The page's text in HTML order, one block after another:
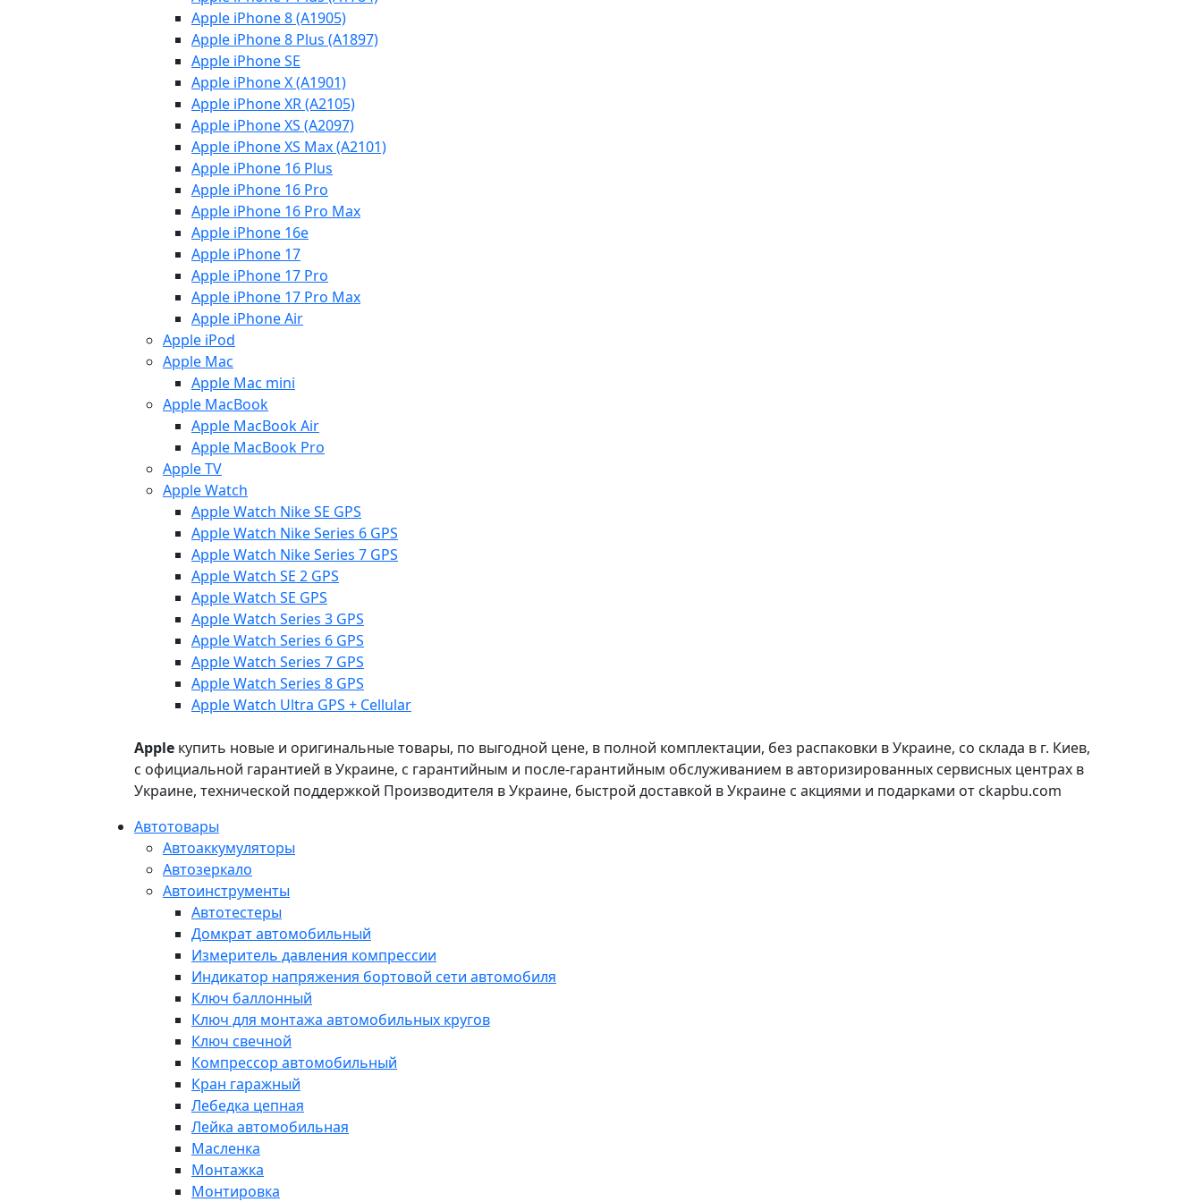
Apple iPhone 8 (A1905)
Apple iPhone 8 Plus (A1897)
Apple iPhone SE
Apple iPhone X (A1901)
Apple iPhone XR (A2105)
Apple iPhone XS (A2097)
Apple iPhone XS Max (A2101)
Apple iPhone 16 Plus
Apple iPhone 16 Pro
Apple iPhone 16 Pro Max
Apple iPhone 16e
Apple iPhone 17
Apple iPhone 17 Pro
Apple iPhone 17 Pro Max
Apple iPhone Air
Apple iPod
Apple Mac
Apple Mac mini
Apple MacBook
Apple MacBook Air
Apple MacBook Pro
Apple TV
Apple Watch
Apple Watch Nike SE GPS
Apple Watch Nike Series 6 GPS
Apple Watch Nike Series 7 GPS
Apple Watch SE 2 GPS
Apple Watch SE GPS
Apple Watch Series 3 GPS
Apple Watch Series 6 GPS
Apple Watch Series 7 GPS
Apple Watch Series 8 GPS
Apple Watch Ultra GPS + Cellular
Apple купить новые и оригинальные товары, по выгодной цене, в полной комплектации, без распаковки в Украине, со склада в г. Киев,
с официальной гарантией в Украине, с гарантийным и после-гарантийным обслуживанием в авторизированных сервисных центрах в
Украине, технической поддержкой Производителя в Украине, быстрой доставкой в Украине с акциями и подарками от ckapbu.com
Автотовары
Автоаккумуляторы
Автозеркало
Автоинструменты
Автотестеры
Домкрат автомобильный
Измеритель давления компрессии
Индикатор напряжения бортовой сети автомобиля
Ключ баллонный
Ключ для монтажа автомобильных кругов
Ключ свечной
Компрессор автомобильный
Кран гаражный
Лебедка цепная
Лейка автомобильная
Масленка
Монтажка
Монтировка